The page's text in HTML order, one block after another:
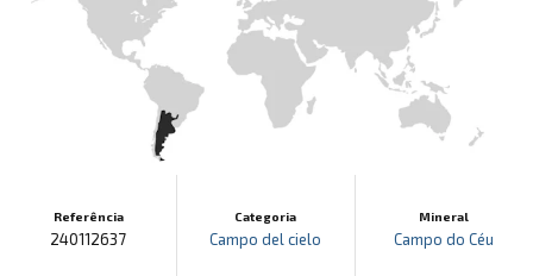
Referência
240112637
Categoria
Campo del cielo
Mineral
Campo do Céu